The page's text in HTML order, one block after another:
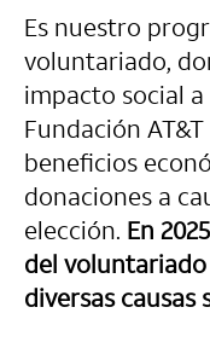
Es nuestro
voluntariado,
impacto social
Fundación
beneficios
donaciones a
elección. En
del voluntariado
diversas causas